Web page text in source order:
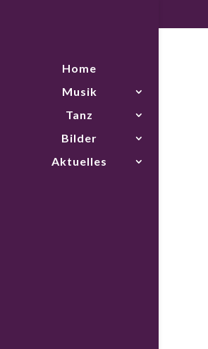
Home
Musik
Tanz
Bilder
Aktuelles